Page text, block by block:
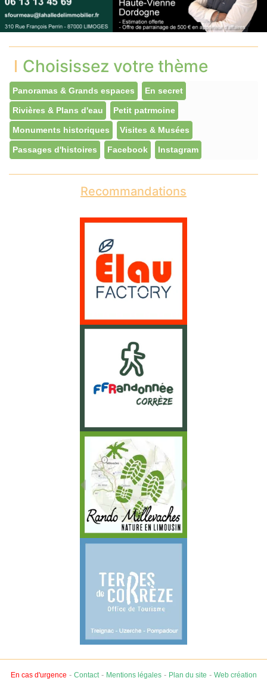
Choisissez votre thème
Panoramas & Grands espaces En secret
Rivières & Plans d'eau Petit patrmoine
Monuments historiques Visites & Musées
Passages d'histoires Facebook Instagram
Recommandations
En cas d'urgence - Contact- Mentions légales- Plan du site - Web création